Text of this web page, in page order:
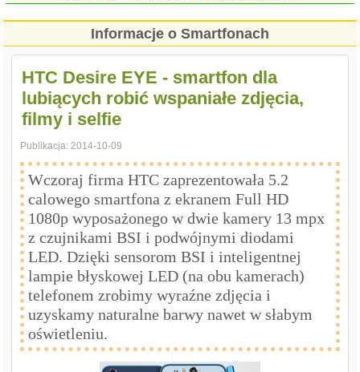
Informacje o Smartfonach
HTC Desire EYE - smartfon dla
lubiących robić wspaniałe zdjęcia,
filmy i selfie
Publikacja:2014-10-09
Wczoraj firma HTC zaprezentowała 5.2
calowego smartfona z ekranem Full HD
1080p wyposażonego w dwie kamery 13 mpx
z czujnikami BSI i podwójnymi diodami
LED. Dzięki sensorom BSI i inteligentnej
lampie błyskowej LED (na obu kamerach)
telefonem zrobimy wyraźne zdjęcia i
uzyskamy naturalne barwy nawet w słabym
oświetleniu.